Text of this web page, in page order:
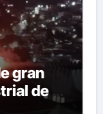
gran
de El